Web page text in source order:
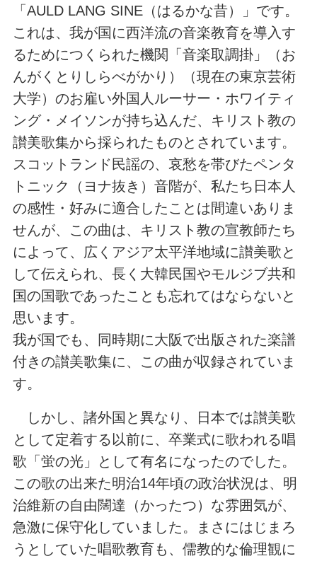
「AULD LANG SINE（はるかな昔）」です。
これは、我が国に西洋流の音楽教育を導入す
るためにつくられた機関「音楽取調掛」（お
んがくとりしらべがかり）（現在の東京芸術
大学）のお雇い外国人ルーサー・ホワイティ
ング・メイソンが持ち込んだ、キリスト教の
讃美歌集から採られたものとされています。
スコットランド民謡の、哀愁を帯びたペンタ
トニック（ヨナ抜き）音階が、私たち日本人
の感性・好みに適合したことは間違いありま
せんが、この曲は、キリスト教の宣教師たち
によって、広くアジア太平洋地域に讃美歌と
して伝えられ、長く大韓民国やモルジブ共和
国の国歌であったことも忘れてはならないと
思います。
我が国でも、同時期に大阪で出版された楽譜
付きの讃美歌集に、この曲が収録されていま
す。
しかし、諸外国と異なり、日本では讃美歌
として定着する以前に、卒業式に歌われる唱
歌「蛍の光」として有名になったのでした。
この歌の出来た明治14年頃の政治状況は、明
治維新の自由闊達（かったつ）な雰囲気が、
急激に保守化していました。まさにはじまろ
うとしていた唱歌教育も、儒教的な倫理観に